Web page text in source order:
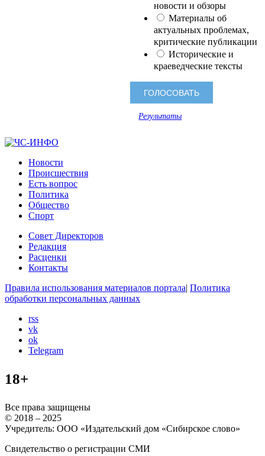
новости и обзоры
Материалы об
актуальных проблемах,
критические публикации
Исторические и
краеведческие тексты
Результаты
Новости
Происшествия
Есть вопрос
Политика
Общество
Спорт
Совет Директоров
Редакция
Расценки
Контакты
Правила использования материалов портала| Политика
обработки персональных данных
rss
vk
ok
Telegram
18+
Все права защищены
© 2018 – 2025
Учредитель: ООО «Издательский дом «Сибирское слово»
Свидетельство о регистрации СМИ